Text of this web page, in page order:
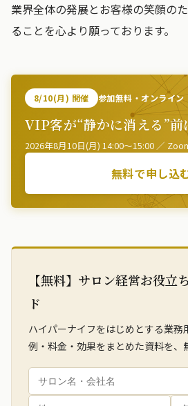
業界全体の発展とお客様の笑顔の
ることを心より願っております。
8/10(月) 開催 参加無料・オンライン
VIP客が“静かに消える”
2026年8月10日(月) 14:00〜15:00 ／
無料で申し込
【無料】サロン経営お役立
ド
ハイパーナイフをはじめとする業務
例・料金・効果をまとめた資料を、